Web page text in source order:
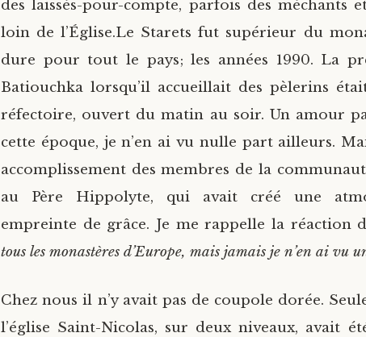
des laissés-pour-compte, parfois des méchants
loin de l’Église.Le Starets fut supérieur du
dure pour tout le pays; les années 1990. La
Batiouchka lorsqu’il accueillait des pèlerins
réfectoire, ouvert du matin au soir. Un amour
cette époque, je n’en ai vu nulle part ailleurs.
accomplissement des membres de la
au Père Hippolyte, qui avait créé une
empreinte de grâce. Je me rappelle la réaction
tous les monastères d’Europe, mais jamais je n’en ai vu
Chez nous il n’y avait pas de coupole dorée.
l’église Saint-Nicolas, sur deux niveaux, avait